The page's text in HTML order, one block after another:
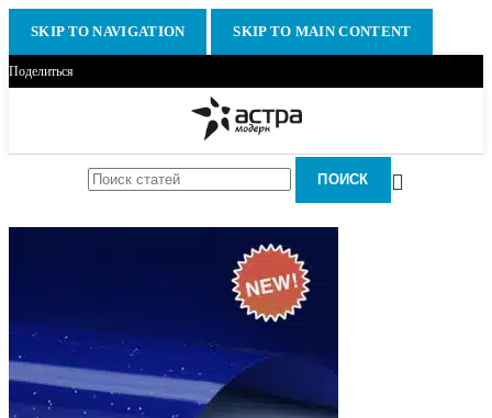
SKIP TO NAVIGATION SKIP TO MAIN CONTENT
Поделиться
ПОИСК